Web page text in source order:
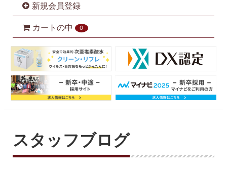
新規会員登録
カートの中 0
スタッフブログ